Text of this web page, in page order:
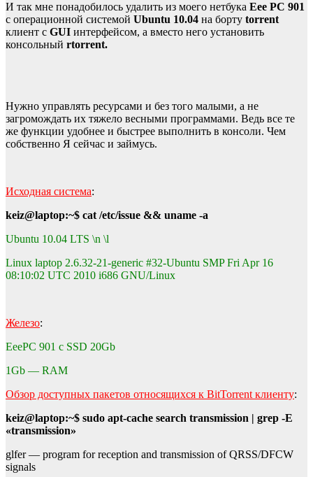
И так мне понадобилось удалить из моего нетбука Eee PC 901
с операционной системой Ubuntu 10.04 на борту torrent
клиент с GUI интерфейсом, а вместо него установить
консольный rtorrent.
Нужно управлять ресурсами и без того малыми, а не
загромождать их тяжело весными программами. Ведь все те
же функции удобнее и быстрее выполнить в консоли. Чем
собственно Я сейчас и займусь.
Исходная система:
keiz@laptop:~$ cat /etc/issue && uname -a
Ubuntu 10.04 LTS \n \l
Linux laptop 2.6.32-21-generic #32-Ubuntu SMP Fri Apr 16
08:10:02 UTC 2010 i686 GNU/Linux
Железо:
EeePC 901 с SSD 20Gb
1Gb — RAM
Обзор доступных пакетов относящихся к BitTorrent клиенту:
keiz@laptop:~$ sudo apt-cache search transmission | grep -E
«transmission»
glfer — program for reception and transmission of QRSS/DFCW
signals